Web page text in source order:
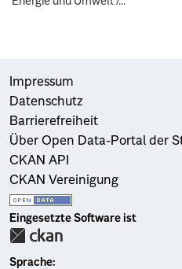
Impressum
Datenschutz
Barrierefreiheit
Über Open Data-Portal der
CKAN API
CKAN Vereinigung
Eingesetzte Software ist
Sprache